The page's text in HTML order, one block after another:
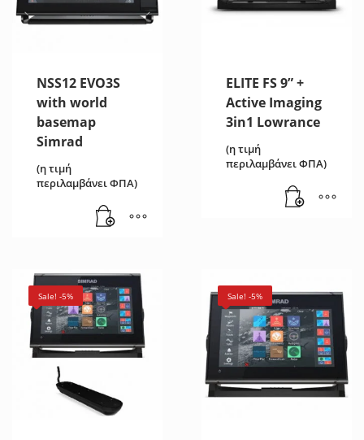
NSS12 EVO3S
with world
basemap
Simrad
(η τιμή
περιλαμβάνει ΦΠΑ)
ELITE FS 9” +
Active Imaging
3in1 Lowrance
(η τιμή
περιλαμβάνει ΦΠΑ)
Sale! -5% Sale! -5%